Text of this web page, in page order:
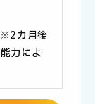
カ月後
力によ